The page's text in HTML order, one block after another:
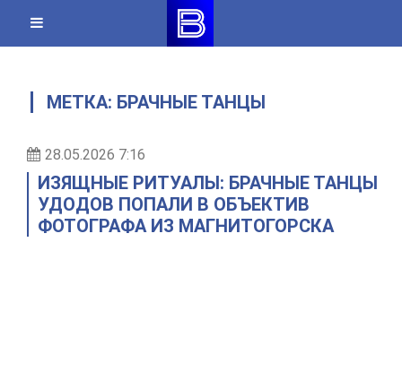
content
МЕТКА: БРАЧНЫЕ ТАНЦЫ
28.05.2026 7:16
ИЗЯЩНЫЕ РИТУАЛЫ: БРАЧНЫЕ ТАНЦЫ
УДОДОВ ПОПАЛИ В ОБЪЕКТИВ
ФОТОГРАФА ИЗ МАГНИТОГОРСКА